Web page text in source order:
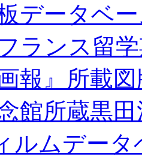
データベ
ランス留
画報』所載
館所蔵黒
ルムデータ